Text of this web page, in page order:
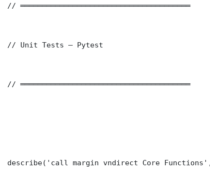
// ═══════════════════════════════════════
// Unit Tests — Pytest
// ═══════════════════════════════════════
describe('call margin vndirect Core